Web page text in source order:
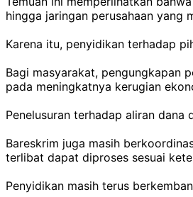
hingga jaringan perusahaan yang
Karena itu, penyidikan terhadap
Bagi masyarakat, pengungkapan
pada meningkatnya kerugian
Penelusuran terhadap aliran
Bareskrim juga masih
terlibat dapat diproses sesuai
Penyidikan masih terus